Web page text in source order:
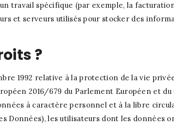
travail spécifique (par exemple, la
et serveurs utilisés pour stocker des
?
1992 relative à la protection de la vie
2016/679 du Parlement Européen et
à caractère personnel et à la libre
Données), les utilisateurs dont les données